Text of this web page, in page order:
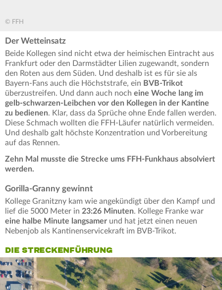
© FFH
Der Wetteinsatz
Beide Kollegen sind nicht etwa der heimischen Eintracht aus
Frankfurt oder den Darmstädter Lilien zugewandt, sondern
den Roten aus dem Süden. Und deshalb ist es für sie als
Bayern-Fans auch die Höchststrafe, ein BVB-Trikot
überzustreifen. Und dann auch noch eine Woche lang im
gelb-schwarzen-Leibchen vor den Kollegen in der Kantine
zu bedienen. Klar, dass da Sprüche ohne Ende fallen werden.
Diese Schmach wollten die FFH-Läufer natürlich vermeiden.
Und deshalb galt höchste Konzentration und Vorbereitung
auf das Rennen.
Zehn Mal musste die Strecke ums FFH-Funkhaus absolviert
werden.
Gorilla-Granny gewinnt
Kollege Granitzny kam wie angekündigt über den Kampf und
lief die 5000 Meter in 23:26 Minuten. Kollege Franke war
eine halbe Minute langsamer und hat jetzt einen neuen
Nebenjob als Kantinenservicekraft im BVB-Trikot.
DIE STRECKENFÜHRUNG